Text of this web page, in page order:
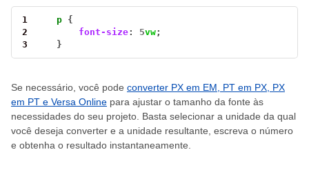
1 p
2
font-size: 5vw
3
    }
Se necessário, você pode converter PX em EM, PT em PX, PX
em PT e Versa Online para ajustar o tamanho da fonte às
necessidades do seu projeto. Basta selecionar a unidade da qual
você deseja converter e a unidade resultante, escreva o número
e obtenha o resultado instantaneamente.